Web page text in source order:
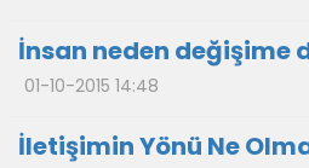
İnsan neden değişime
01-10-2015 14:48
İletişimin Yönü Ne